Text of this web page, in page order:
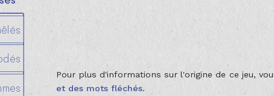
Pour plus d'informations sur l'origine de ce jeu,
et des mots fléchés.